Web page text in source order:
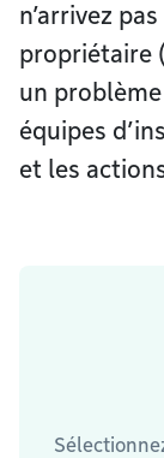
n’arrivez
propriétaire
un
équipes
et les